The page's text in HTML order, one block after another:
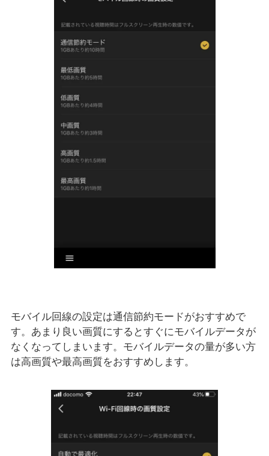
モバイル回線の設定は通信節約モードがおすすめで
す。あまり良い画質にするとすぐにモバイルデータが
なくなってしまいます。モバイルデータの量が多い方
は高画質や最高画質をおすすめします。